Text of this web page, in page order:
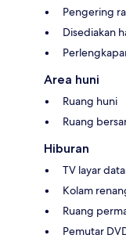
Pengering
Disediakan
Area huni
Ruang huni
Ruang
Hiburan
TV layar
Kolam
Ruang
Pemutar